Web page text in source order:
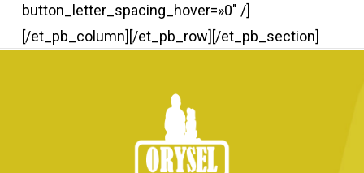
button_letter_spacing_hover=»0″ /]
[/et_pb_column][/et_pb_row][/et_pb_section]